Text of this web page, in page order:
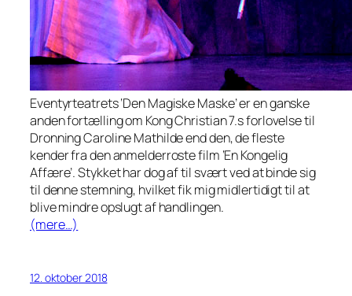
Eventyrteatrets ‘Den Magiske Maske’ er en ganske
anden fortælling om Kong Christian 7.s forlovelse til
Dronning Caroline Mathilde end den, de fleste
kender fra den anmelderroste film ‘En Kongelig
Affære’. Stykket har dog af til svært ved at binde sig
til denne stemning, hvilket fik mig midlertidigt til at
blive mindre opslugt af handlingen.
(mere…)
12. oktober 2018